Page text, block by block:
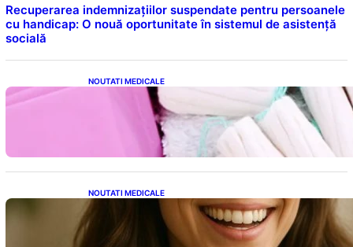
Recuperarea indemnizațiilor suspendate pentru persoanele
cu handicap: O nouă oportunitate în sistemul de asistență
socială
NOUTATI MEDICALE
Tampoanele menstruale: O analiză profundă
a riscurilor legate de metale toxice
NOUTATI MEDICALE
Ceaiul – Băutura care protejează inima:
Descoperiri recente despre beneficiile
consumului zilnic